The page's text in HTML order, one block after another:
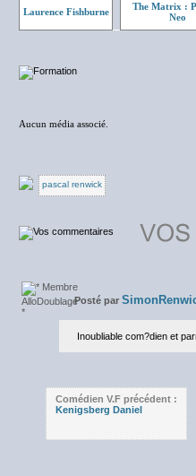
Laurence Fishburne
The Matrix :
Neo
Aucun média associé.
pascal renwick
Posté par
Inoubliable com?dien et
Comédien V.F précédent :
Kenigsberg Daniel